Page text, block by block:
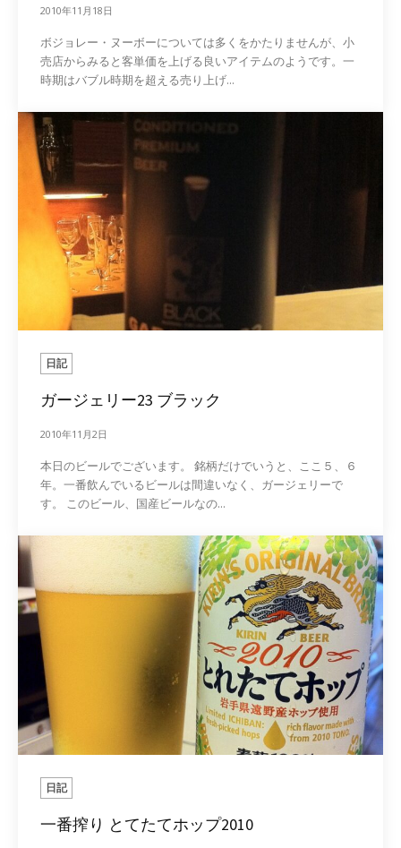
2010年11月18日
ボジョレー・ヌーボーについては多くをかたりませんが、小
売店からみると客単価を上げる良いアイテムのようです。一
時期はバブル時期を超える売り上げ...
日記
ガージェリー23 ブラック
2010年11月2日
本日のビールでございます。 銘柄だけでいうと、ここ５、６
年。一番飲んでいるビールは間違いなく、ガージェリーで
す。 このビール、国産ビールなの...
日記
一番搾り とてたてホップ2010